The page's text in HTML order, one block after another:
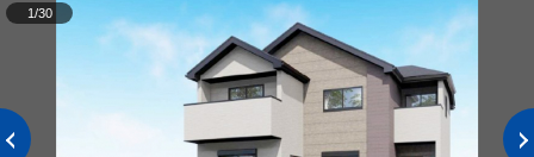
1/30